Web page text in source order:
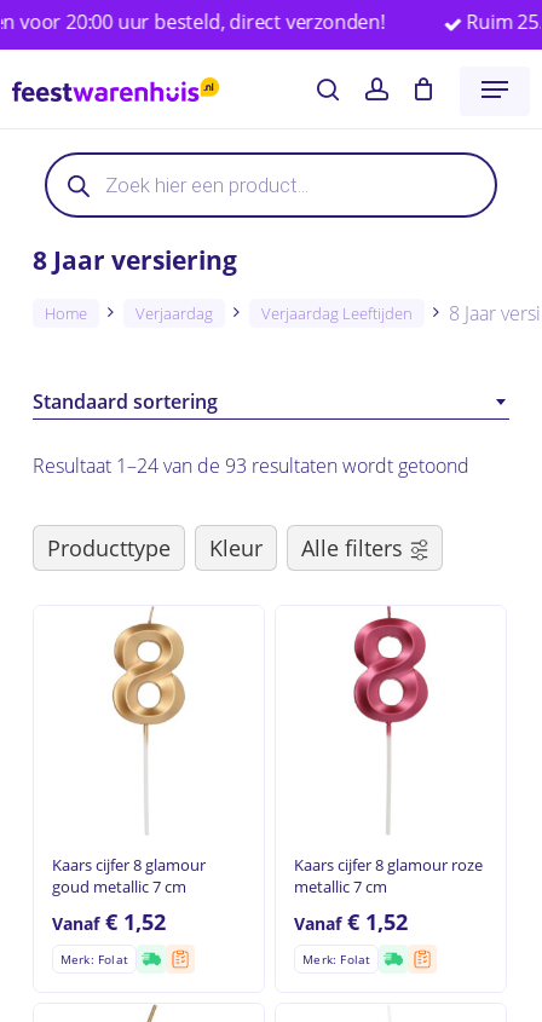
Skip
to
main
uur besteld, direct verzonden! Ruim 25.000
Producten
zoeken
searchaccount
Menu
Winkelwagen Close
Producten
zoeken
8 Jaar versiering
Standaard sortering
Resultaat 1–24 van de 93 resultaten wordt getoond
Home Verjaardag Verjaardag Leeftijden 8 Jaar
Producttype Kleur Alle filters
Kaars cijfer 8 glamour
goud metallic 7 cm
Vanaf€ 1,52
Merk: Folat
Kaars cijfer 8 glamour roze
metallic 7 cm
Vanaf€ 1,52
Merk: Folat